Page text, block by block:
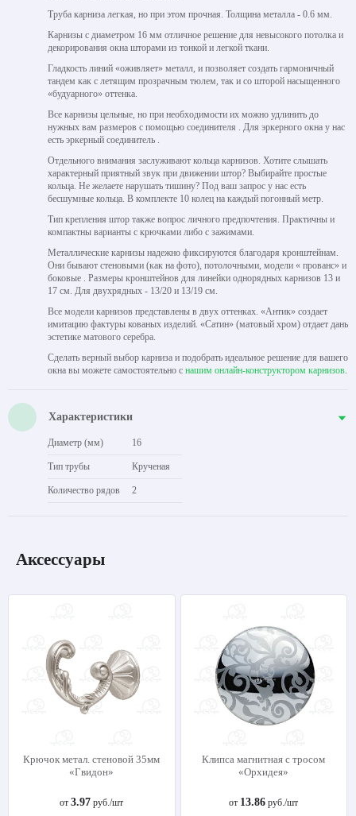
Труба карниза легкая, но при этом прочная. Толщина металла - 0.6 мм.
Карнизы с диаметром 16 мм отличное решение для невысокого потолка и
декорирования окна шторами из тонкой и легкой ткани.
Гладкость линий «оживляет» металл, и позволяет создать гармоничный
тандем как с летящим прозрачным тюлем, так и со шторой насыщенного
«будуарного» оттенка.
Все карнизы цельные, но при необходимости их можно удлинить до
нужных вам размеров с помощью соединителя . Для эркерного окна у нас
есть эркерный соединитель .
Отдельного внимания заслуживают кольца карнизов. Хотите слышать
характерный приятный звук при движении штор? Выбирайте простые
кольца. Не желаете нарушать тишину? Под ваш запрос у нас есть
бесшумные кольца. В комплекте 10 колец на каждый погонный метр.
Тип крепления штор также вопрос личного предпочтения. Практичны и
компактны варианты с крючками либо с зажимами.
Металлические карнизы надежно фиксируются благодаря кронштейнам.
Они бывают стеновыми (как на фото), потолочными, модели « прованс» и
боковые . Размеры кронштейнов для линейки однорядных карнизов 13 и
17 см. Для двухрядных - 13/20 и 13/19 см.
Все модели карнизов представлены в двух оттенках. «Антик» создает
имитацию фактуры кованых изделий. «Сатин» (матовый хром) отдает дань
эстетике матового серебра.
Сделать верный выбор карниза и подобрать идеальное решение для вашего
окна вы можете самостоятельно с нашим онлайн-конструктором карнизов.
Характеристики
Диаметр (мм) 16
Тип трубы Крученая
Количество рядов 2
Аксессуары
Крючок метал. стеновой 35мм
«Гвидон»
от3.97 руб./шт
Клипса магнитная с тросом
«Орхидея»
от 13.86 руб./шт